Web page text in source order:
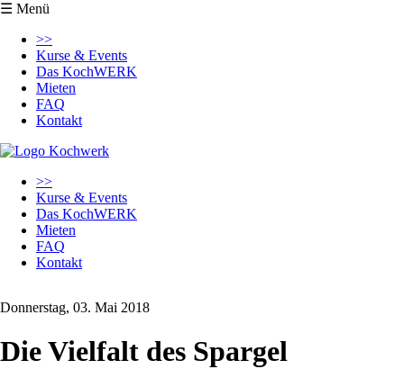
☰ Menü
überspringen
>>
Kurse & Events
Das KochWERK
Mieten
FAQ
Kontakt
überspringen
>>
Kurse & Events
Das KochWERK
Mieten
FAQ
Kontakt
Donnerstag, 03. Mai 2018
Die Vielfalt des Spargel